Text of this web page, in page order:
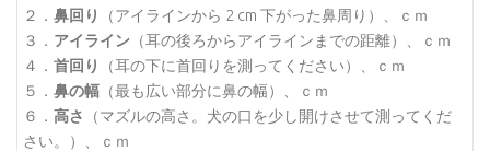
２． 鼻回り
（アイラインから 2 cm 下がった鼻周り）、ｃｍ
３． アイライン （耳の後ろからアイラインまでの距離）、ｃｍ
４． 首回り
（耳の下に首回りを測ってください）、ｃｍ
５． 鼻の幅 （最も広い部分に鼻の幅）、ｃｍ
６． 高さ
（マズルの高さ。犬の口を少し開けさせて測ってくだ
さい。）、ｃｍ